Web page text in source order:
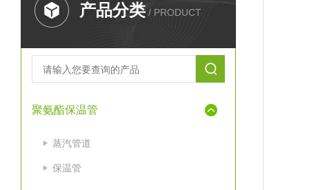
产品分类 / PRODUCT
聚氨酯保温管
蒸汽管道
保温管